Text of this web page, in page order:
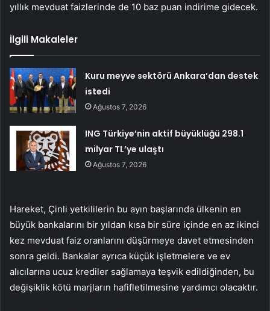
yıllık mevduat faizlerinde de 10 baz puan indirime gidecek.
İlgili Makaleler
Kuru meyve sektörü Ankara’dan destek
istedi
Ağustos 7, 2026
ING Türkiye’nin aktif büyüklüğü 298.1
milyar TL’ye ulaştı
Ağustos 7, 2026
Hareket, Çinli yetkililerin bu ayın başlarında ülkenin en
büyük bankalarını bir yıldan kısa bir süre içinde en az ikinci
kez mevduat faiz oranlarını düşürmeye davet etmesinden
sonra geldi. Bankalar ayrıca küçük işletmelere ve ev
alıcılarına ucuz krediler sağlamaya teşvik edildiğinden, bu
değişiklik kötü marjların hafifletilmesine yardımcı olacaktır.